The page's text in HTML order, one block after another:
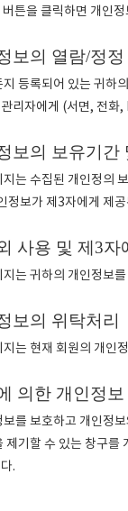
버튼을 클릭하면 개인
보의 열람/정정
등록되어 있는 귀하
리자에게 (서면, 전
보의 보유기간
지는 수집된 개인정의
정보가 제3자에게 제
사용 및 제3자
지는 귀하의 개인정보
보의 위탁처리
지는 현재 회원의 개인
의한 개인정보
를 보호하고 개인정
제기할 수 있는 창구
.